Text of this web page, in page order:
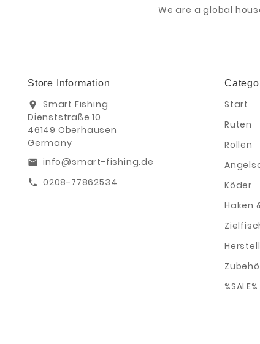
We are a global
Store Information
location_on
Smart Fishing
Dienststraße 10
46149 Oberhausen
Germany
email info@smart-fishing.de
call 0208-77862534
Start
Ruten
Rollen
Köder
Haken
%SALE%